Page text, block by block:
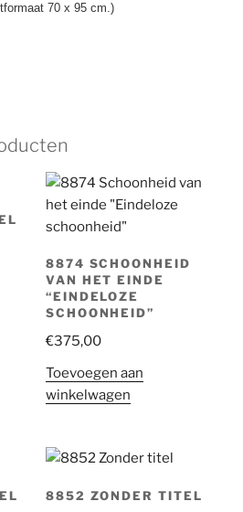
70 x 95 cm.)
8874 SCHOONHEID
VAN HET EINDE
“EINDELOZE
SCHOONHEID”
€375,00
Toevoegen aan
winkelwagen
8852 ZONDER TITEL